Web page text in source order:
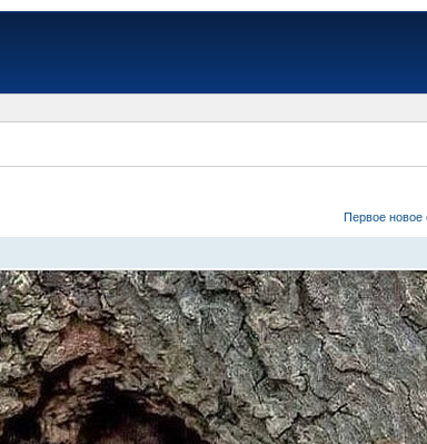
Первое новое